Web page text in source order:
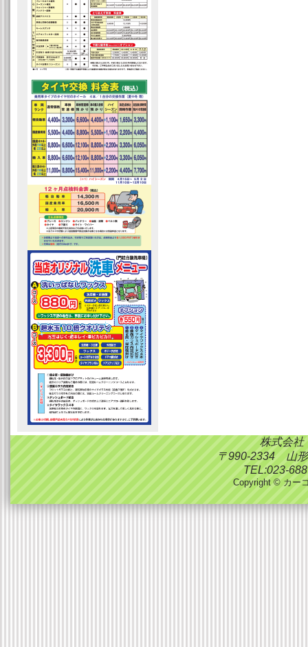
株式会
〒990-2334 山形
TEL:023-
Copyright © カー